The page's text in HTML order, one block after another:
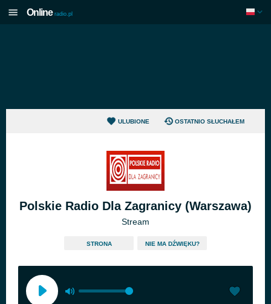
Online radio.pl
ULUBIONE OSTATNIO SŁUCHAŁEM
Polskie Radio Dla Zagranicy (Warszawa)
Stream
STRONA NIE MA DŹWIĘKU?